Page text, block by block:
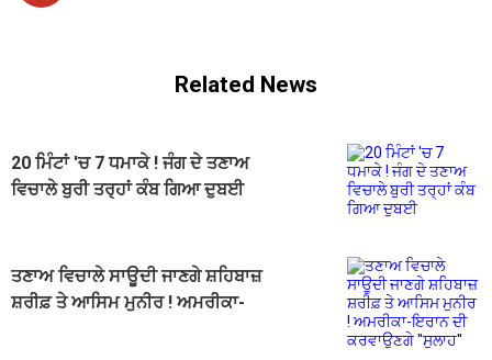
Related News
20 ਮਿੰਟਾਂ 'ਚ 7 ਧਮਾਕੇ ! ਜੰਗ ਦੇ ਤਣਾਅ
ਵਿਚਾਲੇ ਬੁਰੀ ਤਰ੍ਹਾਂ ਕੰਬ ਗਿਆ ਦੁਬਈ
ਤਣਾਅ ਵਿਚਾਲੇ ਸਾਊਦੀ ਜਾਣਗੇ ਸ਼ਹਿਬਾਜ਼
ਸ਼ਰੀਫ਼ ਤੇ ਆਸਿਮ ਮੁਨੀਰ ! ਅਮਰੀਕਾ-